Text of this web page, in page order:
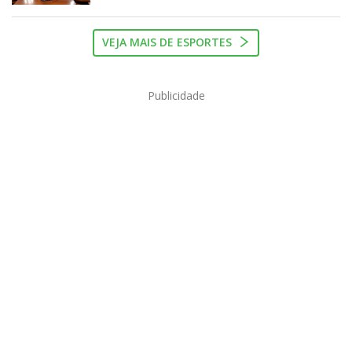
VEJA MAIS DE ESPORTES
Publicidade